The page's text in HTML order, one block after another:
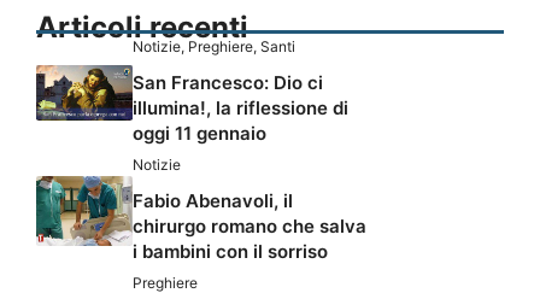
Articoli recenti
Notizie, Preghiere, Santi
San Francesco: Dio ci
illumina!, la riflessione di
oggi 11 gennaio
Notizie
Fabio Abenavoli, il
chirurgo romano che salva
i bambini con il sorriso
Preghiere